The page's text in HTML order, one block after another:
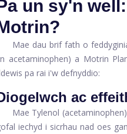
un sy'n
Mae dau brif fath o
acetaminophen) a Motrin
pa rai i'w defnyddio:
ac
Mae Tylenol
iechyd i sicrhau nad oes